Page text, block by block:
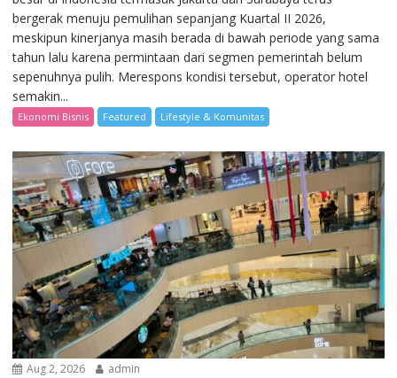
bergerak menuju pemulihan sepanjang Kuartal II 2026,
meskipun kinerjanya masih berada di bawah periode yang sama
tahun lalu karena permintaan dari segmen pemerintah belum
sepenuhnya pulih. Merespons kondisi tersebut, operator hotel
semakin...
Ekonomi Bisnis Featured Lifestyle & Komunitas
Aug 2, 2026 admin